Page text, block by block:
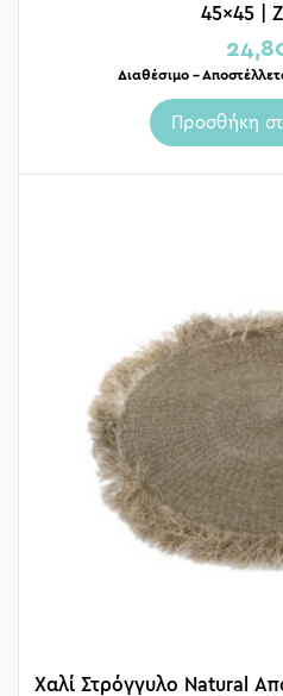
45×45 |
Διαθέσιμο –
Προσθήκη
Χαλί Στρόγγυλο Natural